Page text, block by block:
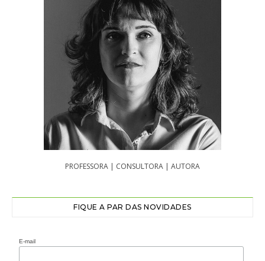
PROFESSORA | CONSULTORA | AUTORA
FIQUE A PAR DAS NOVIDADES
E-mail